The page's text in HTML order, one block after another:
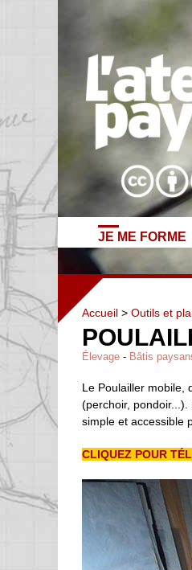
JE ME FORME
Accueil > Outils et
Élevage - Bâtis
Le Poulailler mobile,
(perchoir,
simple et accessible
CLIQUEZ POUR